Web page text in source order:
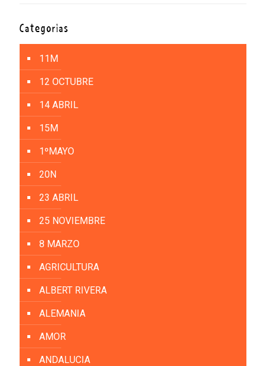
Categorías
11M
12 OCTUBRE
14 ABRIL
15M
1ºMAYO
20N
23 ABRIL
25 NOVIEMBRE
8 MARZO
AGRICULTURA
ALBERT RIVERA
ALEMANIA
AMOR
ANDALUCIA